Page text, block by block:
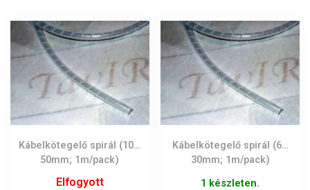
Kábelkötegelő spirál (10…
50mm; 1m/pack)
Elfogyott
Kábelkötegelő spirál (6…
30mm; 1m/pack)
1 készleten.